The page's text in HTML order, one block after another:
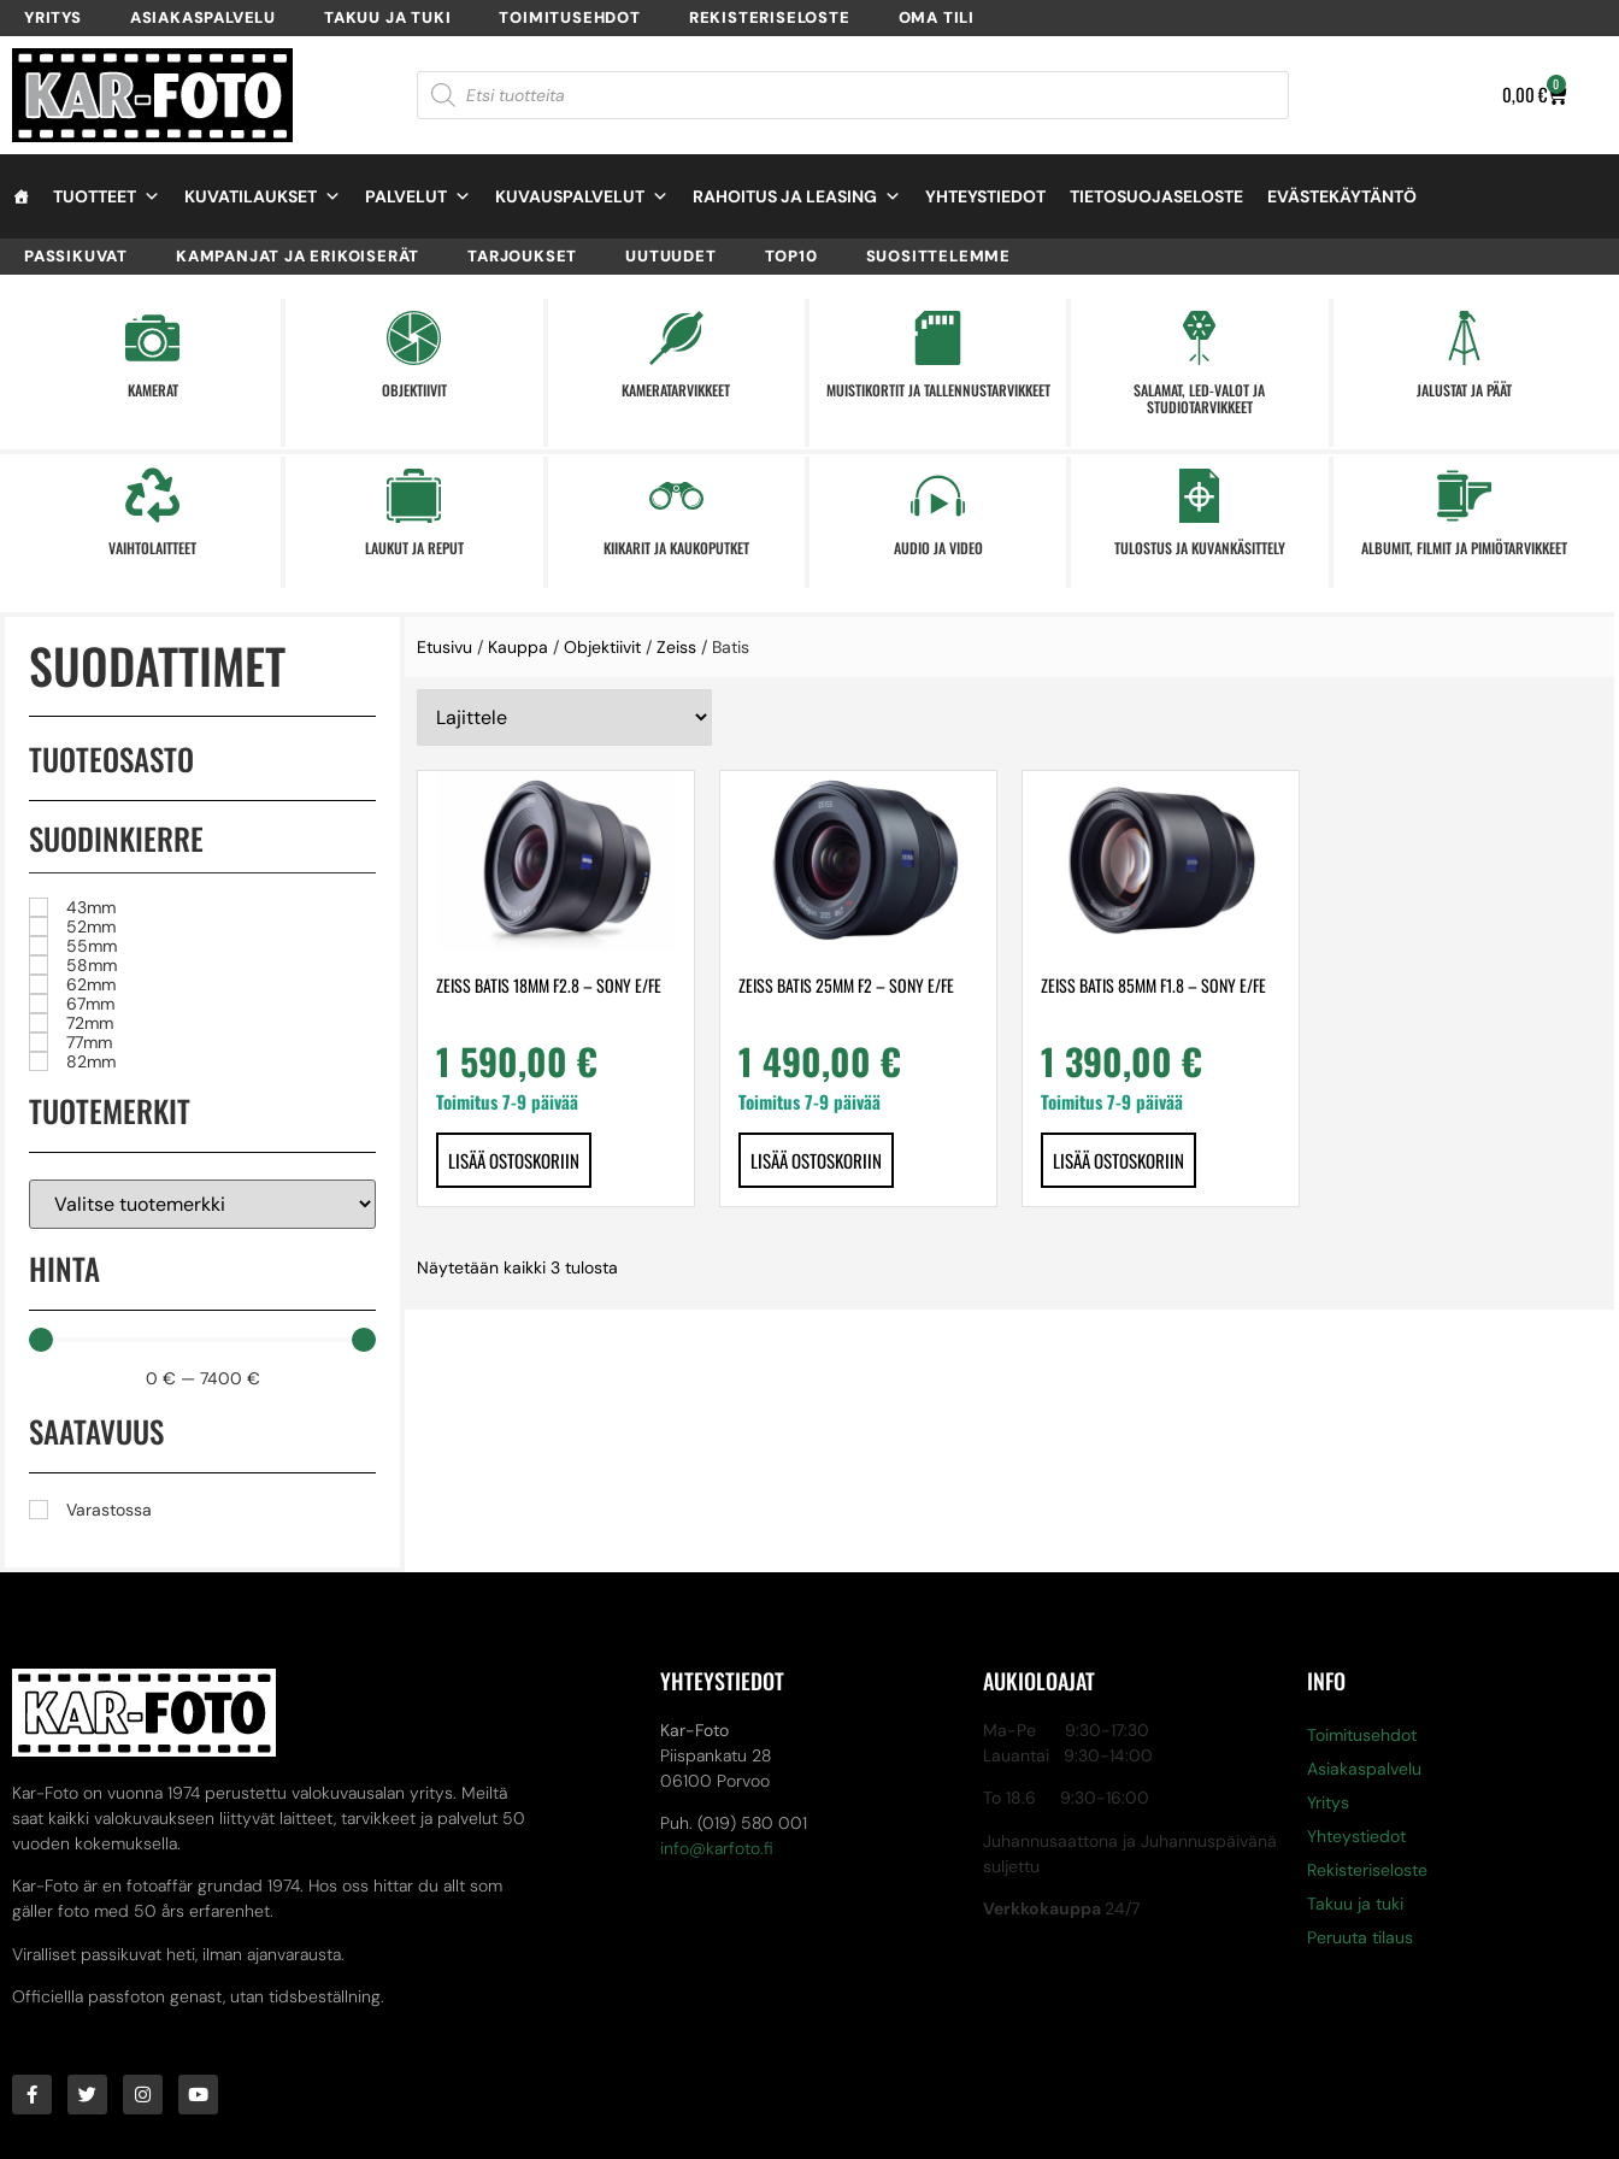
YRITYS ASIAKASPALVELU TAKUU JA TUKI TOIMITUSEHDOT REKISTERISELOSTE OMA TILI
0,00€ 0
TUOTTEET KUVATILAUKSET PALVELUT KUVAUSPALVELUT RAHOITUS JA LEASING YHTEYSTIEDOT TIETOSUOJASELOSTE EVÄSTEKÄYTÄNTÖ
PASSIKUVAT KAMPANJAT JA ERIKOISERÄT TARJOUKSET UUTUUDET TOP10 SUOSITTELEMME
KAMERAT OBJEKTIIVIT KAMERATARVIKKEET MUISTIKORTIT JA TALLENNUSTARVIKKEET
SALAMAT, LED-VALOT JA
STUDIOTARVIKKEET
JALUSTAT JA PÄÄT
VAIHTOLAITTEET LAUKUT JA REPUT KIIKARIT JA KAUKOPUTKET AUDIO JA VIDEO TULOSTUS JA KUVANKÄSITTELY ALBUMIT, FILMIT JA PIMIÖTARVIKKEET
SUODATTIMET
TUOTEOSASTO
SUODINKIERRE
43mm
52mm
55mm
58mm
62mm
67mm
72mm
77mm
82mm
TUOTEMERKIT
HINTA
0 € — 7400 €
SAATAVUUS
Varastossa
Etusivu / Kauppa / Objektiivit / Zeiss / Batis
ZEISS BATIS 18MM F2.8 – SONY E/FE
1 590,00 €
Toimitus 7-9 päivää
LISÄÄ OSTOSKORIIN
ZEISS BATIS 25MM F2 – SONY E/FE
1 490,00 €
Toimitus 7-9 päivää
LISÄÄ OSTOSKORIIN
ZEISS BATIS 85MM F1.8 – SONY E/FE
1 390,00 €
Toimitus 7-9 päivää
LISÄÄ OSTOSKORIIN
Näytetään kaikki 3 tulosta
Kar-Foto on vuonna 1974 perustettu valokuvausalan yritys. Meiltä
saat kaikki valokuvaukseen liittyvät laitteet, tarvikkeet ja palvelut 50
vuoden kokemuksella.
Kar-Foto är en fotoaffär grundad 1974. Hos oss hittar du allt som
gäller foto med 50 års erfarenhet.
Viralliset passikuvat heti, ilman ajanvarausta.
Officiellla passfoton genast, utan tidsbeställning.
YHTEYSTIEDOT
Kar-Foto
Piispankatu 28
06100 Porvoo
Puh. (019) 580 001
info@karfoto.fi
AUKIOLOAJAT
Ma-Pe 9:30-17:30
Lauantai 9:30-14:00
To 18.6 9:30-16:00
Juhannusaattona ja Juhannuspäivänä
suljettu
Verkkokauppa 24/7
INFO
Toimitusehdot
Asiakaspalvelu
Yritys
Yhteystiedot
Rekisteriseloste
Takuu ja tuki
Peruuta tilaus